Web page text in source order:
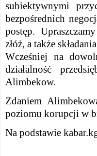
subiektywnymi
bezpośrednich
postęp.
złóż, a także
Wcześniej na
działalność
Alimbekow.
Zdaniem
poziomu korupcji w
Na podstawie